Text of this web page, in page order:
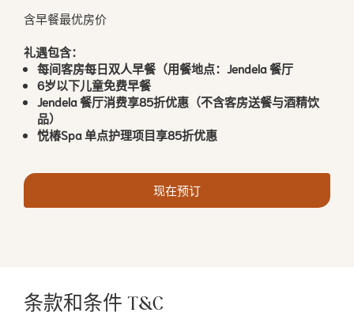
含早餐最优房价
礼遇包含：
每间客房每日双人早餐（用餐地点：Jendela 餐厅
6岁以下儿童免费早餐
Jendela 餐厅消费享85折优惠（不含客房送餐与酒精饮
品）
悦椿Spa 单点护理项目享85折优惠
现在预订
条款和条件 T&C